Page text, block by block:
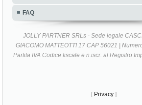
FAQ
JOLLY PARTNER SRLs - Sede legale
GIACOMO MATTEOTTI 17 CAP 56021 |
Partita IVA Codice fiscale e n.iscr. al Registro
[ Privacy ]